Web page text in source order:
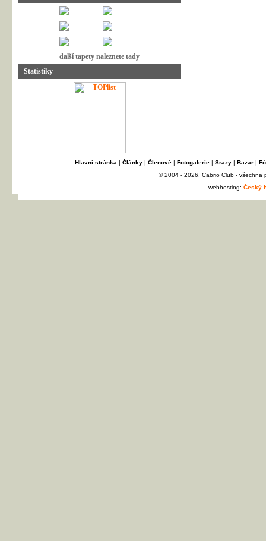
další tapety naleznete tady
Statistiky
Hlavní stránka | Články| Členové| Fotogalerie| Srazy| Bazar|
© 2004 - 2026, Cabrio Club - všechna
webhosting: Český